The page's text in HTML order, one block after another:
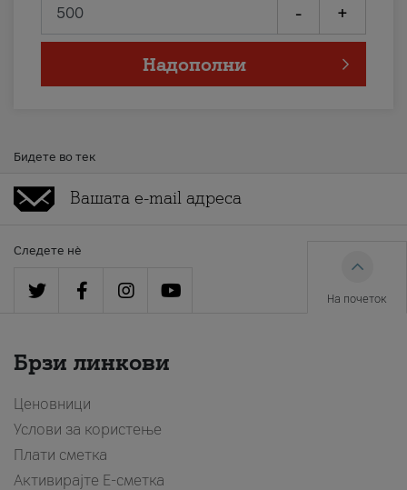
- +
Надополни
Бидете во тек
Следете нè
На почеток
Брзи линкови
Ценовници
Услови за користење
Плати сметка
Активирајте Е-сметка